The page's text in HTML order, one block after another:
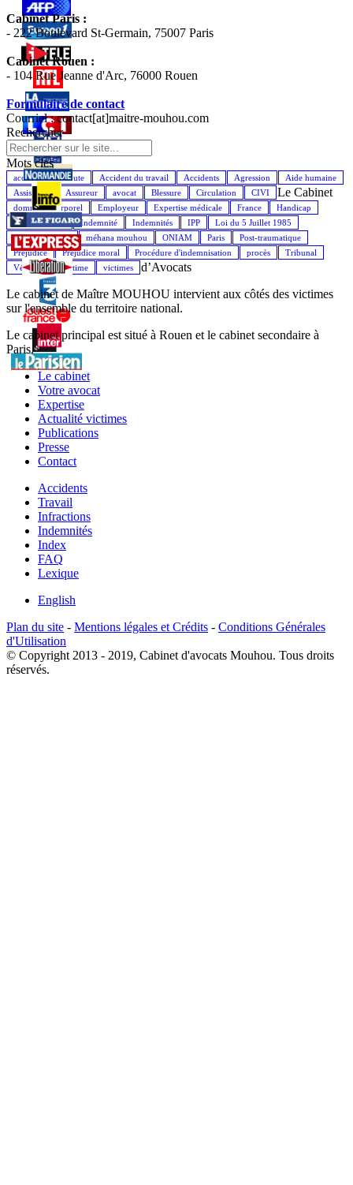
Cabinet Paris :
- 222 Boulevard St-Germain, 75007 Paris
Cabinet Rouen :
- 104 Rue Jeanne d'Arc, 76000 Rouen
Formulaire de contact
Courriel : contact[at]maitre-mouhou.com
Rechercher
Mots cles
accident de la route Accident du travail Accidents Agression
Aide humaine
Assistance
Assureur avocat Blessure Circulation
CIVI
dommage corporel
Employeur Expertise médicale France
Handicap
Indemnisation
Indemnité Indemnités IPP
Loi du 5 Juillet 1985
Maître Mouhou
méhana mouhou ONIAM Paris
Post-traumatique
Préjudice
Préjudice moral Procédure d'indemnisation procès
Tribunal
Véhicule
Victime victimes
Le Cabinet
d’Avocats
Le cabinet de Maître MOUHOU intervient aux côtés des victimes
sur l'ensemble du territoire national.
Le cabinet principal est situé à Rouen et le cabinet secondaire à
Paris.
Le cabinet
Votre avocat
Expertise
Actualité victimes
Publications
Presse
Contact
Accidents
Travail
Infractions
Indemnités
Index
FAQ
Lexique
English
Plan du site - Mentions légales et Crédits - Conditions Générales
d'Utilisation
© Copyright 2013 - 2019, Cabinet d'avocats Mouhou. Tous droits
réservés.